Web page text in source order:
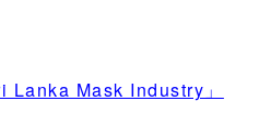
Mask Industry」